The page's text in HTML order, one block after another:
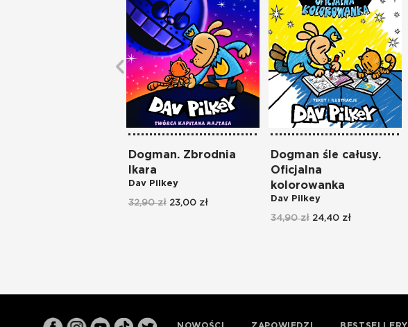
Dogman. Zbrodnia
Ikara
Dav Pilkey
32,90 zł 23,00 zł
Dogman śle całusy.
Oficjalna
kolorowanka
Dav Pilkey
34,90 zł 24,40 zł